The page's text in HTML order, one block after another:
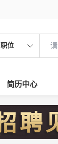
职位
简历中心